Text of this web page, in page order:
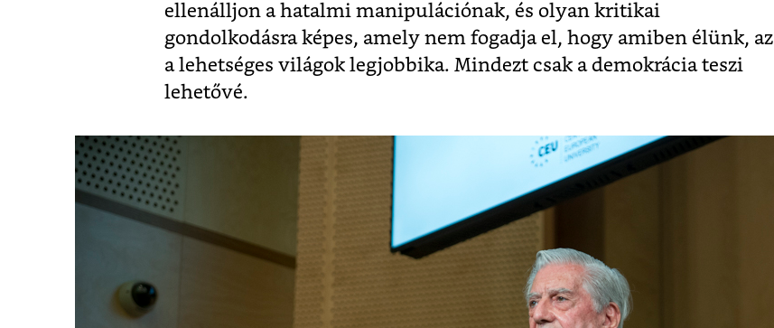
ellenálljon a hatalmi manipulációnak, és olyan kritikai
gondolkodásra képes, amely nem fogadja el, hogy amiben élünk, az
a lehetséges világok legjobbika. Mindezt csak a demokrácia teszi
lehetővé.